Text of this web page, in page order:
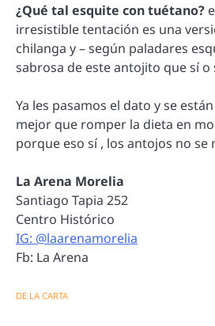
¿Qué tal esquite con tuétano?
irresistible tentación es una
chilanga y – según paladares
sabrosa de este antojito que sí o
Ya les pasamos el dato y se
mejor que romper la dieta en
porque eso sí , los antojos no se
La Arena Morelia
Santiago Tapia 252
Centro Histórico
IG: @laarenamorelia
Fb: La Arena
DE LA CARTA